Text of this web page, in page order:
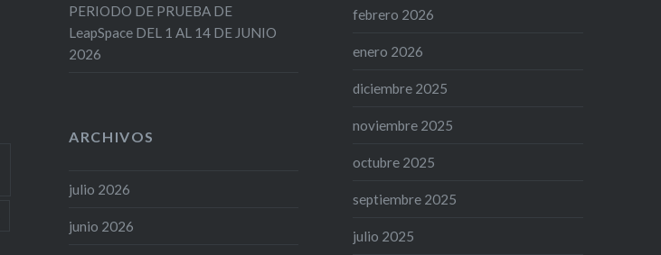
PERIODO DE PRUEBA DE
LeapSpace DEL 1 AL 14 DE JUNIO
2026
febrero 2026
enero 2026
diciembre 2025
noviembre 2025
octubre 2025
septiembre 2025
julio 2025
ARCHIVOS
julio 2026
junio 2026